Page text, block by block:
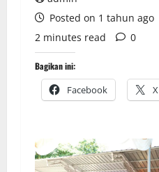
Posted on 1 tahun ago
2 minutes read
0
Bagikan ini:
Facebook X